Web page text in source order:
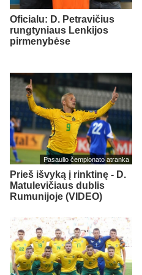
Oficialu: D. Petravičius
rungtyniaus Lenkijos
pirmenybėse
Pasaulio čempionato atranka
Prieš išvyką į rinktinę - D.
Matulevičiaus dublis
Rumunijoje (VIDEO)